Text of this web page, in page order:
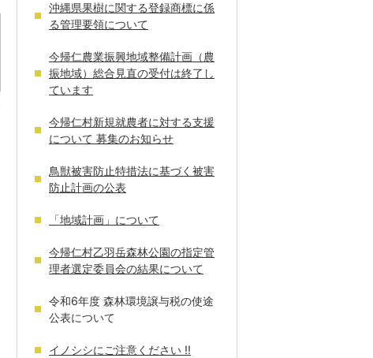
沖縄県果樹に関する登録商標に係
る管理要領について
今帰仁農業振興地域整備計画（農
振地域）総合見直の受付は終了し
ています
今帰仁村新規就農者に対する支援
について 募集のお知らせ
鳥獣被害防止特措法に基づく被害
防止計画の公表
「地域計画」について
今帰仁村乙羽岳森林公園の指定管
理者選定委員会の結果について
令和6年度 森林環境譲与税の使途
公表について
イノシシにご注意ください !!